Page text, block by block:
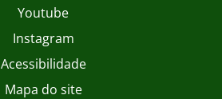
Youtube
Instagram
Acessibilidade
Mapa do site